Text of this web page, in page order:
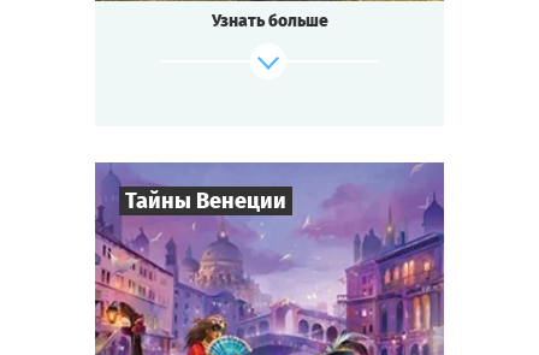
Будь готов к приключениям, если ты...
где-то на Диком Западе!
Cыграть Смотреть сценарий
Узнать больше
Тайны Венеции
Игроков 8-
Время игры 2-3 ч.